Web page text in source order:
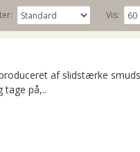
Vis:
af slidstærke
tage på,..